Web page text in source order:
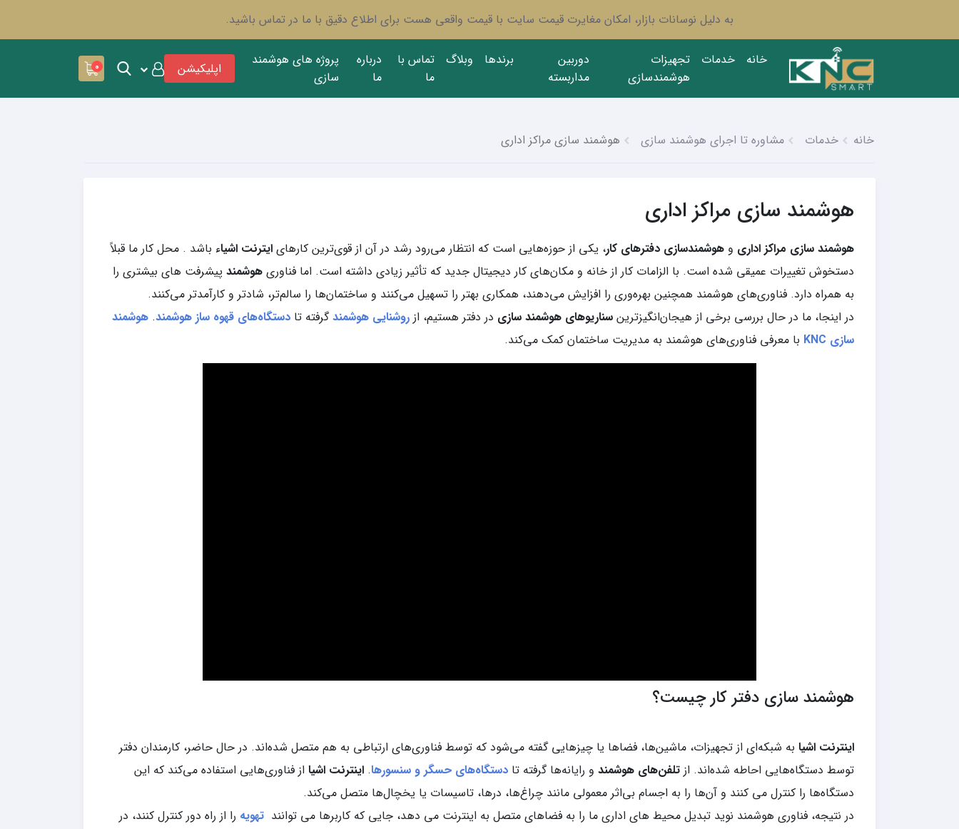
به دلیل نوسانات بازار، امکان مغایرت قیمت سایت با قیمت واقعی هست برای اطلاع دقیق با ما در تماس باشید.
خانه خدمات
تجهیزات
هوشمندسازی
دوربین
مداربسته
برندها وبلاگ
تماس با
ما
درباره
ما
پروژه های هوشمند
سازی
اپلیکیشن 0
خانه خدمات مشاوره تا اجرای هوشمند سازی هوشمند سازی مراکز اداری
هوشمند سازی مراکز اداری
هوشمند سازی مراکز اداری و هوشمندسازی دفترهای کار، یکی از حوزه‌هایی است که انتظار می‌رود رشد در آن از قوی‌ترین کارهای ایترنت اشیاء باشد . محل کار ما قبلاً
دستخوش تغییرات عمیقی شده است. با الزامات کار از خانه و مکان‌های کار دیجیتال جدید که تأثیر زیادی داشته است. اما فناوری هوشمند پیشرفت های بیشتری را
به همراه دارد. فناوری‌های هوشمند همچنین بهره‌وری را افزایش می‌دهند، همکاری بهتر را تسهیل می‌کنند و ساختمان‌ها را سالم‌تر، شادتر و کارآمدتر می‌کنند.
در اینجا، ما در حال بررسی برخی از هیجان‌انگیزترین سناریوهای هوشمند سازی در دفتر هستیم، از روشنایی هوشمندگرفته تا دستگاه‌های قهوه ساز هوشمند. هوشمند
سازی KNC
با معرفی فناوری‌های هوشمند به مدیریت ساختمان کمک می‌کند.
هوشمند سازی دفتر کار چیست؟
اینترنت اشیا به شبکه‌ای از تجهیزات، ماشین‌ها، فضاها یا چیزهایی گفته می‌شود که توسط فناوری‌های ارتباطی به هم متصل شده‌اند. در حال حاضر، کارمندان دفتر
توسط دستگاه‌هایی احاطه شده‌اند. از تلفن‌های هوشمند و رایانه‌ها گرفته تا دستگاه‌های حسگر و سنسورها. اینترنت اشیا از فناوری‌هایی استفاده می‌کند که این
دستگاه‌ها را کنترل می کنند و آن‌ها را به اجسام بی‌اثر معمولی مانند چراغ‌ها، درها، تاسیسات یا یخچال‌ها متصل می‌کند.
در نتیجه، فناوری هوشمند نوید تبدیل محیط های اداری ما را به فضاهای متصل به اینترنت می دهد، جایی که کاربرها می توانند تهویه را از راه دور کنترل کنند، در